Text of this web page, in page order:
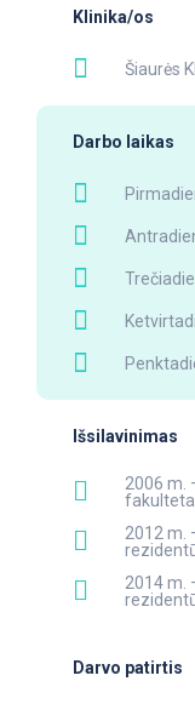
Klinika/os
Šiaurės
Darbo laikas
Išsilavinimas
2006 m.
2012 m.
2014 m.
Darvo patirtis